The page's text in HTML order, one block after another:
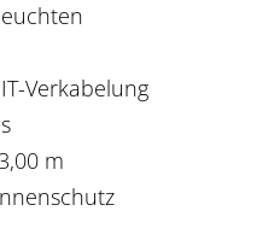
Verkabelung
m